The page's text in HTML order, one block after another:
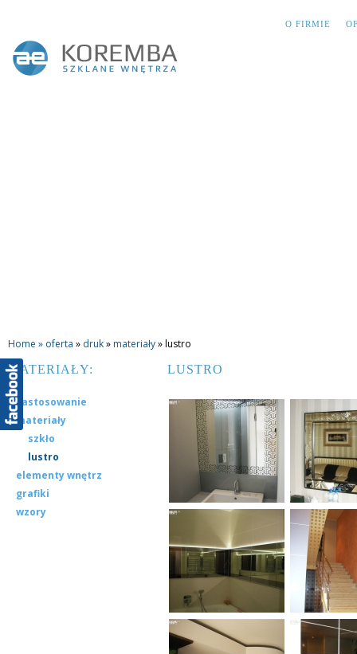
O FIRMIE
Home » oferta » druk» materiały»lustro
MATERIAŁY:
zastosowanie
materiały
szkło
lustro
elementy wnętrz
grafiki
wzory
LUSTRO